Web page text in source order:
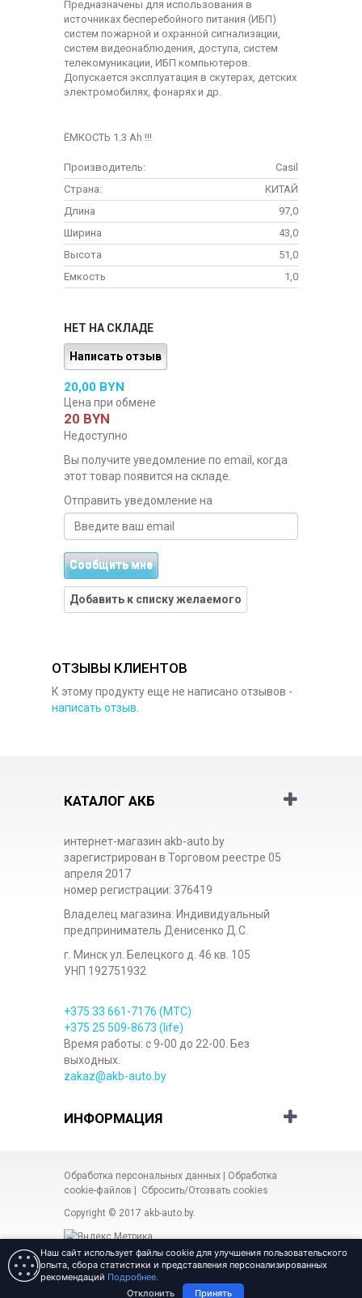
Предназначены для использования в
источниках бесперебойного питания (ИБП)
систем пожарной и охранной сигнализации,
систем видеонаблюдения, доступа, систем
телекомуникации, ИБП компьютеров.
Допускается эксплуатация в скутерах, детских
электромобилях, фонарях и др.
ЁМКОСТЬ 1.3 Ah !!!
Производитель:
Casil
Страна:
КИТАЙ
Длина
97,0
Ширина
43,0
Высота
51,0
Емкость
1,0
НЕТ НА СКЛАДЕ
Написать отзыв
20,00 BYN
Цена при обмене
20 BYN
Недоступно
Вы получите уведомление по email, когда
этот товар появится на складе.
Отправить уведомление на
Сообщить мне
Добавить к списку желаемого
ОТЗЫВЫ КЛИЕНТОВ
К этому продукту еще не написано отзывов -
написать отзыв
КАТАЛОГ АКБ
интернет-магазин akb-auto.by
зарегистрирован в Торговом реестре 05
апреля 2017
номер регистрации: 376419
Владелец магазина: Индивидуальный
предприниматель Денисенко Д.С.
г. Минск ул. Белецкого д. 46 кв. 105
УНП 192751932
+375 33 661-7176 (МТС)
+375 25 509-8673 (life)
Время работы: с 9-00 до 22-00. Без
выходных.
zakaz@akb-auto.by
ИНФОРМАЦИЯ
Обработка персональных данных
Обработка
cookie-файлов
Сбросить/Отозвать cookies
Copyright © 2017 akb-auto.by.
Разработка сайта Веб-студия
Наш сайт использует файлы cookie для улучшения пользовательского
опыта, сбора статистики и представления персонализированных
рекомендаций Подробнее.
Отклонить
Принять